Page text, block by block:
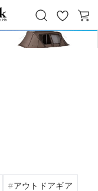
お
気
カ
アウトドアギア